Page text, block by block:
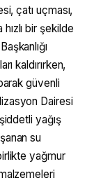
çatı uçması,
bir şekilde
kaldırırken,
güvenli
Dairesi
yağış
su
yağmur